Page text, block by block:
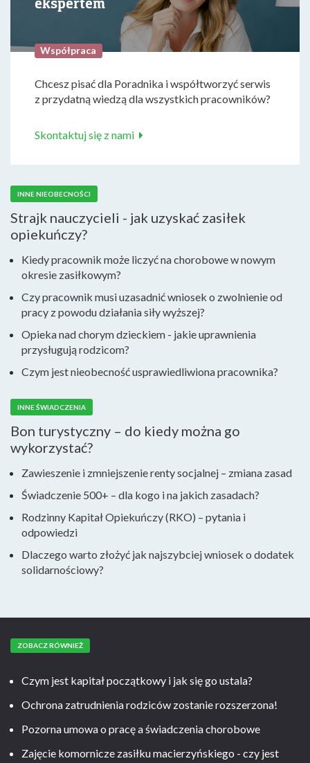
Współpraca
Chcesz pisać dla Poradnika i współtworzyć serwis
z przydatną wiedzą dla wszystkich pracowników?
Skontaktuj się z nami
INNE NIEOBECNOŚCI
Strajk nauczycieli - jak uzyskać zasiłek
opiekuńczy?
Kiedy pracownik może liczyć na chorobowe w nowym
okresie zasiłkowym?
Czy pracownik musi uzasadnić wniosek o zwolnienie od
pracy z powodu działania siły wyższej?
Opieka nad chorym dzieckiem - jakie uprawnienia
przysługują rodzicom?
Czym jest nieobecność usprawiedliwiona pracownika?
INNE ŚWIADCZENIA
Bon turystyczny – do kiedy można go
wykorzystać?
Zawieszenie i zmniejszenie renty socjalnej – zmiana zasad
Świadczenie 500+ – dla kogo i na jakich zasadach?
Rodzinny Kapitał Opiekuńczy (RKO) – pytania i
odpowiedzi
Dlaczego warto złożyć jak najszybciej wniosek o dodatek
solidarnościowy?
ZOBACZ RÓWNIEŻ
Czym jest kapitał początkowy i jak się go ustala?
Ochrona zatrudnienia rodziców zostanie rozszerzona!
Pozorna umowa o pracę a świadczenia chorobowe
Zajęcie komornicze zasiłku macierzyńskiego - czy jest